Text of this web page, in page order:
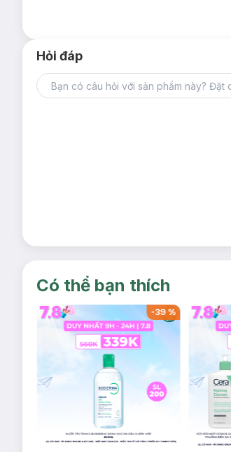
Hỏi đáp
Có thể bạn thích
-39%